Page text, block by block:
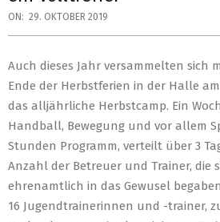
ON: 29. OKTOBER 2019
Auch dieses Jahr versammelten sich
Ende der Herbstferien in der Halle
das alljährliche Herbstcamp. Ein
Handball, Bewegung und vor allem
Stunden Programm, verteilt über 3
Anzahl der Betreuer und Trainer, die
ehrenamtlich in das Gewusel
16 Jugendtrainerinnen und -trainer,